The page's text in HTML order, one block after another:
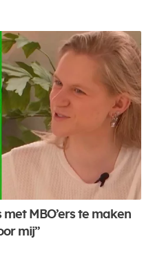
MBO’ers te maken
mij”